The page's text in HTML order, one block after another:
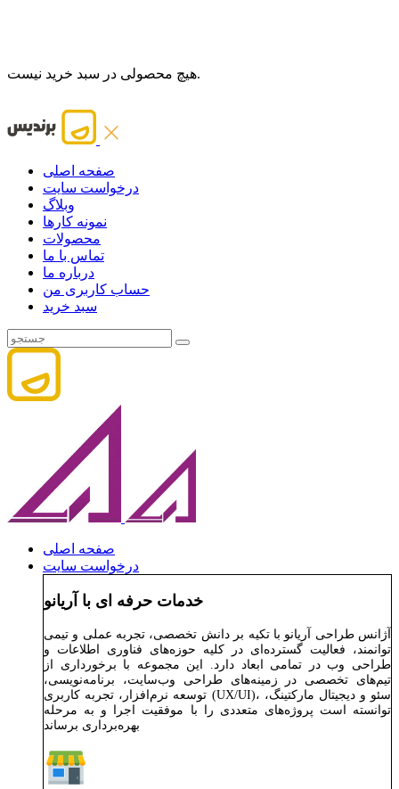
هیچ محصولی در سبد خرید نیست.
صفحه اصلی
درخواست سایت
وبلاگ
نمونه کارها
محصولات
تماس با ما
درباره ما
حساب کاربری من
سبد خرید
صفحه اصلی
درخواست سایت
خدمات حرفه ای با آریانو
آژانس طراحی آریانو با تکیه بر دانش تخصصی، تجربه عملی و تیمی
توانمند، فعالیت گسترده‌ای در کلیه حوزه‌های فناوری اطلاعات و
طراحی وب در تمامی ابعاد دارد. این مجموعه با برخورداری از
تیم‌های تخصصی در زمینه‌های طراحی وب‌سایت، برنامه‌نویسی،
توسعه نرم‌افزار، تجربه کاربری (UX/UI)، سئو و دیجیتال مارکتینگ،
توانسته است پروژه‌های متعددی را با موفقیت اجرا و به مرحله
بهره‌برداری برساند